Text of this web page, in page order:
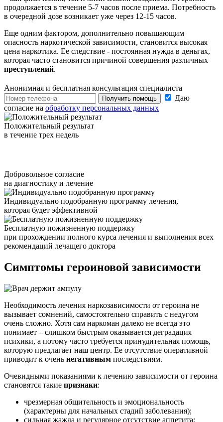
продолжается в течение 5-7 часов после приема. Потребность
в очередной дозе возникает уже через 12-15 часов.
Еще одним фактором, дополнительно повышающим
опасность наркотической зависимости, становится высокая
цена наркотика. Ее следствие - постоянная нужда в деньгах,
которая часто становится причиной совершения различных
преступлений.
Анонимная и бесплатная консультация специалиста
Получить помощь
Даю
согласие на обработку персональных данных
Положительный результат
в течение трех недель
Добровольное согласие
на диагностику и лечение
Индивидуально подобранную программу лечения,
которая будет эффективной
Бесплатную пожизненную поддержку
при прохождении полного курса лечения и выполнения всех
рекомендаций лечащего доктора
Симптомы героиновой зависимости
Необходимость лечения наркозависимости от героина не
вызывает сомнений, самостоятельно справить с недугом
очень сложно. Хотя сам наркоман далеко не всегда это
понимает – слишком быстрым оказывается деградация
психики, а потому часто требуется принудительная помощь,
которую предлагает наш центр. Ее отсутствие оперативной
приводит к очень негативным последствиям.
Очевидными показаниями к лечению зависимости от героина
становятся такие признаки:
чрезмерная общительность и эмоциональность
(характерны для начальных стадий заболевания);
сильная жажда и регулярное отсутствие аппетита;